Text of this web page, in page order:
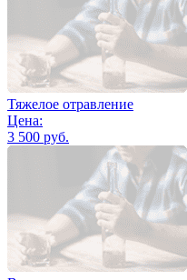
Тяжелое отравление
Цена:
3 500 руб.